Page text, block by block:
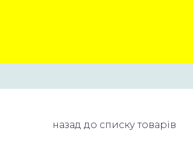
назад до списку товарів